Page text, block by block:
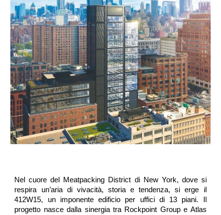
Nel cuore del Meatpacking District di New York, dove si
respira un’aria di vivacità, storia e tendenza, si erge il
412W15, un imponente edificio per uffici di 13 piani. Il
progetto nasce dalla sinergia tra Rockpoint Group e Atlas